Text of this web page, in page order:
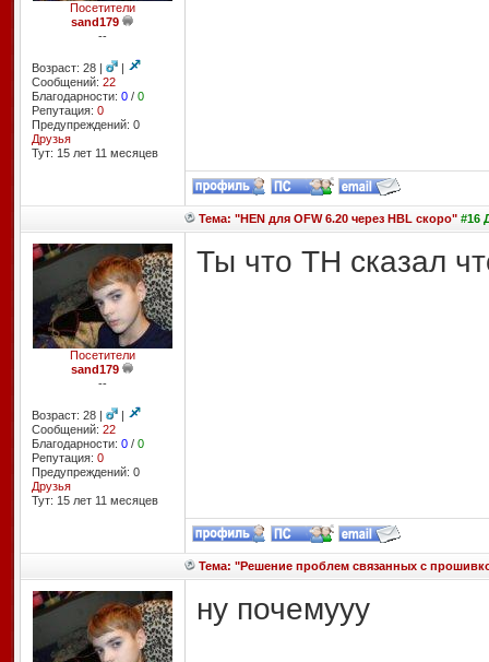
Посетители
sand179
--
Возраст: 28 |
|
Сообщений: 22
Благодарности: 0/ 0
Репутация: 0
Предупреждений: 0
Друзья
Тут: 15 лет 11 месяцев
Тема: "HEN для OFW 6.20 через HBL скоро"#16
Посетители
sand179
--
Возраст: 28 |
|
Сообщений: 22
Благодарности: 0/ 0
Репутация: 0
Предупреждений: 0
Друзья
Тут: 15 лет 11 месяцев
Ты что ТН сказал
Тема: "Решение проблем связанных с
ну почемууу